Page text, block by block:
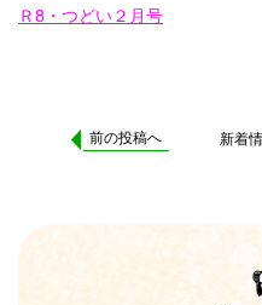
Ｒ8・つどい２月号
前の投稿へ 新着